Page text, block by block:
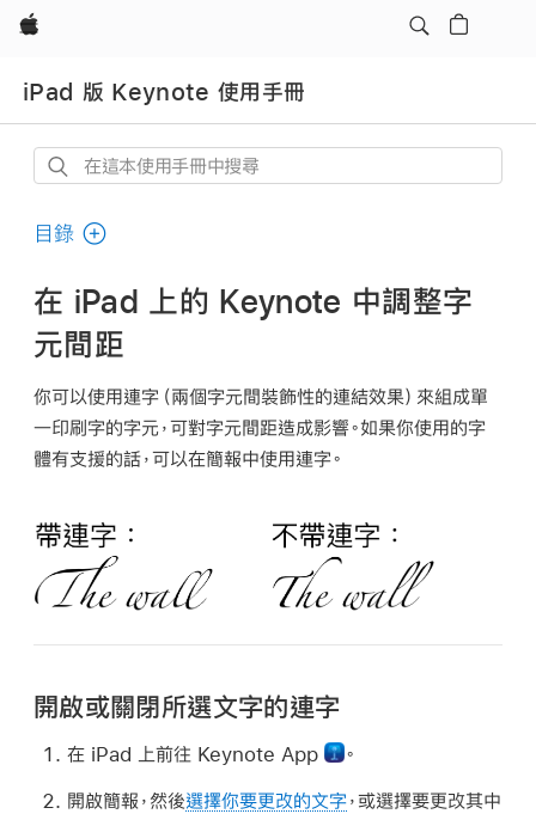
Apple
iPad 版 Keynote 使用手冊
在
本
用
手
冊
搜
目錄
在 iPad 上的 Keynote 中調整字
元間距
你可以使用連字 （兩個字元間裝飾性的連結效果）來組成單
一印刷字的字元，可對字元間距造成影響。如果你使用的字
體有支援的話，可以在簡報中使用連字。
開啟或關閉所選文字的連字
在 iPad 上前往 Keynote App 。
開啟簡報，然後選擇你要更改的文字，或選擇要更改其中